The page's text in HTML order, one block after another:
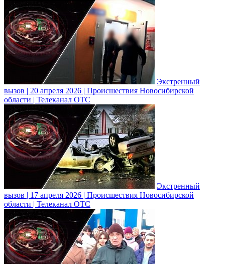
Экстренный
вызов | 20 апреля 2026 | Происшествия Новосибирской
области | Телеканал ОТС
Экстренный
вызов | 17 апреля 2026 | Происшествия Новосибирской
области | Телеканал ОТС